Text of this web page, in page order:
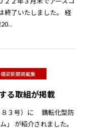
終了いたしました。 経
橋梁新聞掲載集
る取組が掲載
８３号）に 錆転化型防
」 が紹介されました。